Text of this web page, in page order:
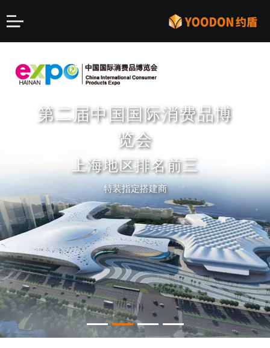
全球加速最快豪华超跑
OWL
约盾倾力打造高端展台
全程运营ASPARK上海车展品牌营销 宣传 设计 搭
建
第二届中国国际消费品博
览会
上海地区排名前三
特装指定搭建商
创新设计 前瞻理念
15年大型展台搭建经验
展览展台设计、搭建、策划一站式服务
知名企业 大型高端展会
特装指定搭建商
助力品牌营销 知名品牌长期合作伙伴